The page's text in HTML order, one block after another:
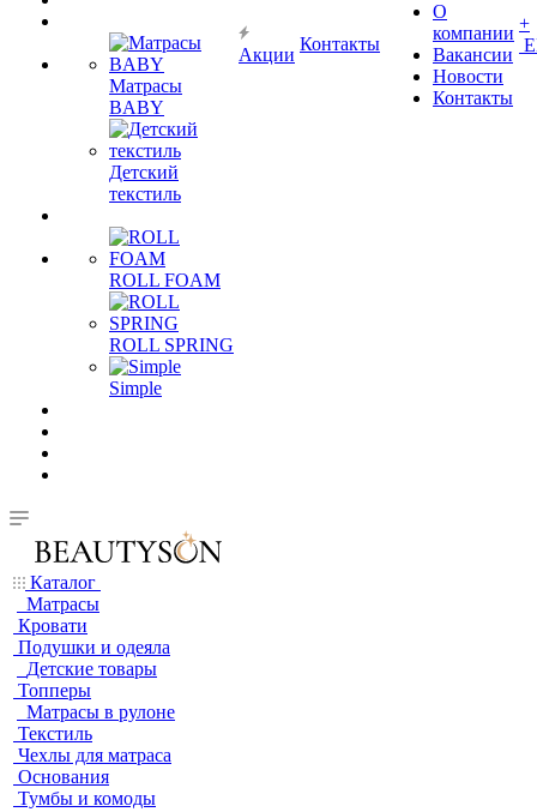
Матрасы
BABY
Детский
текстиль
ROLL FOAM
ROLL SPRING
Simple
Акции
Контакты
О
компании
Вакансии
Новости
Контакты
+
Каталог
Матрасы
Кровати
Подушки и одеяла
Детские товары
Топперы
Матрасы в рулоне
Текстиль
Чехлы для матраса
Основания
Тумбы и комоды